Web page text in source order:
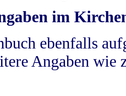
im
ebenfalls
Angaben wie